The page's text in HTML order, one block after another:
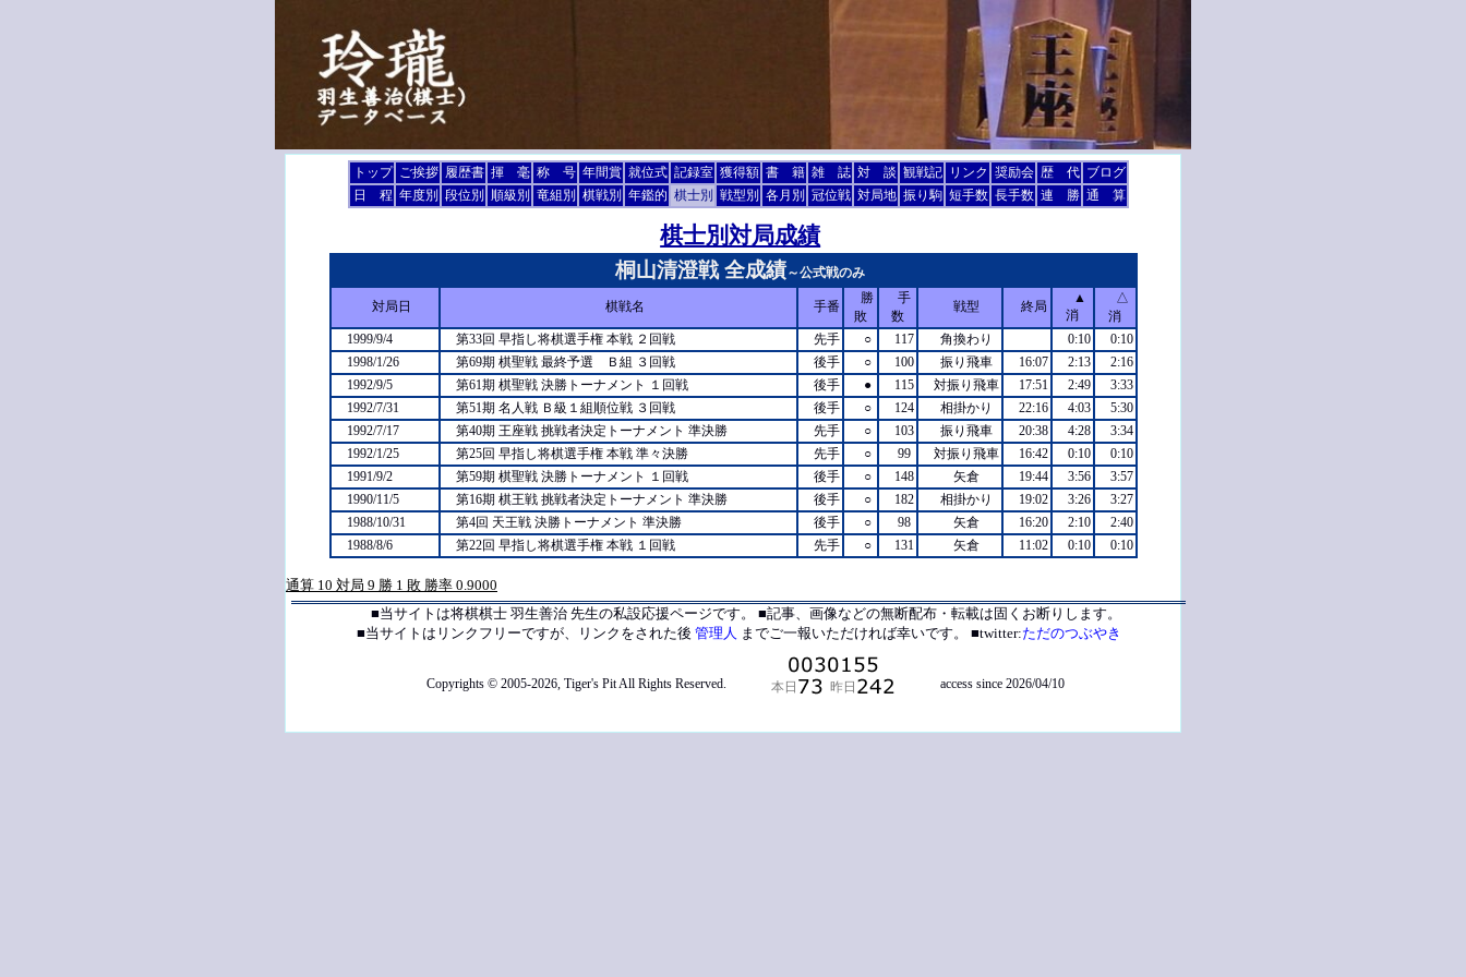
トップ ご挨拶 履歴書 揮 毫 称 号 年間賞 就位式 記録室 獲得額 書 籍 雑 誌 対 談 観戦記 リンク 奨励会 歴 代 ブログ
日 程 年度別 段位別 順級別 竜組別 棋戦別 年鑑的 棋士別 戦型別 各月別 冠位戦 対局地 振り駒 短手数 長手数 連 勝 通 算
棋士別対局成績
桐山清澄戦 全成績～公式戦のみ
対局日 棋戦名 手番
勝
敗
手
数
戦型 終局
▲
消
△
消
1999/9/4
第33回 早指し将棋選手権 本戦 ２回戦 先手 ○ 117 角換わり 0:10
0:10
1998/1/26
第69期 棋聖戦 最終予選 Ｂ組 ３回戦 後手 ○ 100 振り飛車 16:07 2:13
2:16
1992/9/5
第61期 棋聖戦 決勝トーナメント １回戦 後手 ● 115 対振り飛車 17:51 2:49
3:33
1992/7/31
第51期 名人戦 Ｂ級１組順位戦 ３回戦 後手 ○ 124 相掛かり 22:16 4:03
5:30
1992/7/17
第40期 王座戦 挑戦者決定トーナメント 準決勝 先手 ○ 103 振り飛車 20:38 4:28
3:34
1992/1/25
第25回 早指し将棋選手権 本戦 準々決勝 先手 ○ 99 対振り飛車 16:42 0:10
0:10
1991/9/2
第59期 棋聖戦 決勝トーナメント １回戦 後手 ○ 148 矢倉 19:44 3:56
3:57
1990/11/5
第16期 棋王戦 挑戦者決定トーナメント 準決勝 後手 ○ 182 相掛かり 19:02 3:26
3:27
1988/10/31
第4回 天王戦 決勝トーナメント 準決勝 後手 ○ 98 矢倉 16:20 2:10
2:40
1988/8/6
第22回 早指し将棋選手権 本戦 １回戦 先手 ○ 131 矢倉 11:02 0:10 0:10
通算 10 対局 9 勝 1 敗 勝率 0.9000
■当サイトは将棋棋士 羽生善治 先生の私設応援ページです。 ■記事、画像などの無断配布・転載は固くお断りします。
■当サイトはリンクフリーですが、リンクをされた後 管理人 までご一報いただければ幸いです。 ■twitter:ただのつぶやき
Copyrights © 2005-2026, Tiger's Pit All Rights Reserved. access since 2026/04/10